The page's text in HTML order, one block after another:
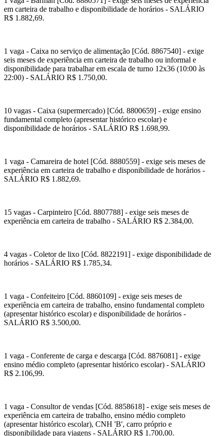
em carteira de trabalho e disponibilidade de horários - SALÁRIO
R$ 1.882,69.
1 vaga - Caixa no serviço de alimentação [Cód. 8867540] - exige
seis meses de experiência em carteira de trabalho ou informal e
disponibilidade para trabalhar em escala de turno 12x36 (10:00 às
22:00) - SALÁRIO R$ 1.750,00.
10 vagas - Caixa (supermercado) [Cód. 8800659] - exige ensino
fundamental completo (apresentar histórico escolar) e
disponibilidade de horários - SALÁRIO R$ 1.698,99.
1 vaga - Camareira de hotel [Cód. 8880559] - exige seis meses de
experiência em carteira de trabalho e disponibilidade de horários -
SALÁRIO R$ 1.882,69.
15 vagas - Carpinteiro [Cód. 8807788] - exige seis meses de
experiência em carteira de trabalho - SALÁRIO R$ 2.384,00.
4 vagas - Coletor de lixo [Cód. 8822191] - exige disponibilidade de
horários - SALÁRIO R$ 1.785,34.
1 vaga - Confeiteiro [Cód. 8860109] - exige seis meses de
experiência em carteira de trabalho, ensino fundamental completo
(apresentar histórico escolar) e disponibilidade de horários -
SALÁRIO R$ 3.500,00.
1 vaga - Conferente de carga e descarga [Cód. 8876081] - exige
ensino médio completo (apresentar histórico escolar) - SALÁRIO
R$ 2.106,99.
1 vaga - Consultor de vendas [Cód. 8858618] - exige seis meses de
experiência em carteira de trabalho, ensino médio completo
(apresentar histórico escolar), CNH 'B', carro próprio e
disponibilidade para viagens - SALÁRIO R$ 1.700,00.